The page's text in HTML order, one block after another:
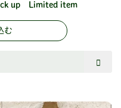
up Limited item
む